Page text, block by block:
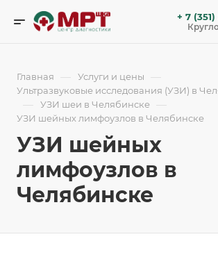
+ 7
Главная — Услуги и цены —
Ультразвуковые исследования (УЗИ) в
— УЗИ шеи в Челябинске —
УЗИ шейных лимфоузлов в Челябинске
УЗИ шейных
лимфоузлов в
Челябинске